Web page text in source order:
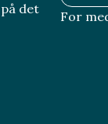
det
For